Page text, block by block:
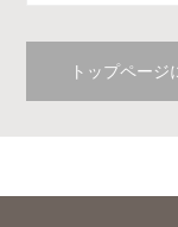
トップページ